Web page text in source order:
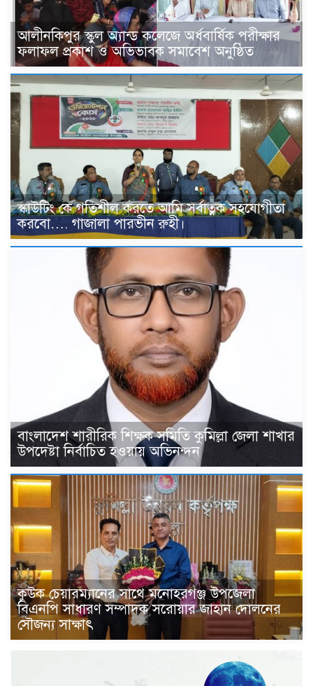
আলীনকিপুর স্কুল অ্যান্ড কলেজে অর্ধবার্ষিক পরীক্ষার
ফলাফল প্রকাশ ও অভিভাবক সমাবেশ অনুষ্ঠিত
স্কাউটিং কে গতিশীল করতে আমি সর্বাত্নক সহযোগীতা
করবো…. গাজালা পারভীন রুহী।
বাংলাদেশ শারীরিক শিক্ষক সমিতি কুমিল্লা জেলা শাখার
উপদেষ্টা নির্বাচিত হওয়ায় অভিনন্দন
কুউক চেয়ারম্যানের সাথে মনোহরগঞ্জ উপজেলা
বিএনপি সাধারণ সম্পাদক সরোয়ার জাহান দোলনের
সৌজন্য সাক্ষাৎ